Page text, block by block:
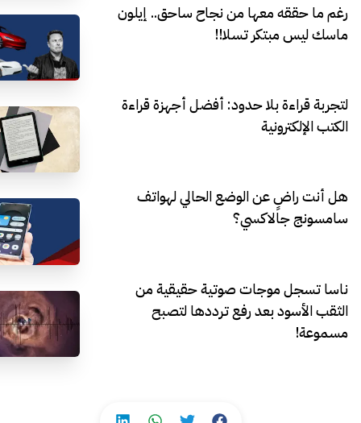
رغم ما حققه معها من نجاح ساحق.. إيلون
ماسك ليس مبتكر تسلا!!
لتجربة قراءة بلا حدود: أفضل أجهزة قراءة
الكتب الإلكترونية
هل أنت راضٍ عن الوضع الحالي لهواتف
سامسونج جالاكسي؟
ناسا تسجل موجات صوتية حقيقية من
الثقب الأسود بعد رفع ترددها لتصبح
مسموعة!